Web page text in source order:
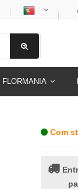
FLORMANIA
Com